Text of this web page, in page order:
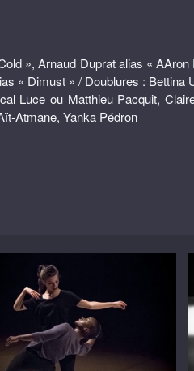
», Arnaud Duprat alias «
« Dimust » / Doublures : Bettina
Luce ou Matthieu Pacquit,
Atmane, Yanka Pédron